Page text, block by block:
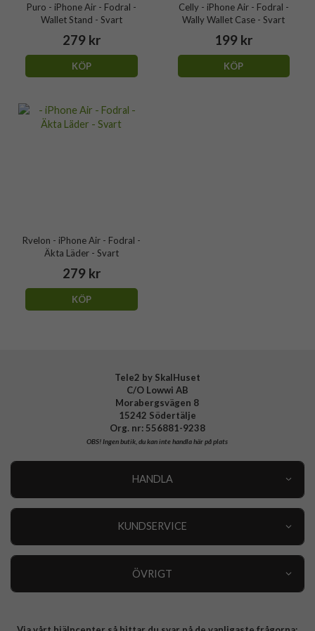
Puro - iPhone Air - Fodral -
Wallet Stand - Svart
279 kr
KÖP
Celly - iPhone Air - Fodral -
Wally Wallet Case - Svart
199 kr
KÖP
Rvelon - iPhone Air - Fodral -
Äkta Läder - Svart
279 kr
KÖP
Tele2 by SkalHuset
C/O Lowwi AB
Morabergsvägen 8
15242 Södertälje
Org. nr: 556881-9238
OBS!Ingen butik, du kan inte handla här på plats
HANDLA
KUNDSERVICE
ÖVRIGT